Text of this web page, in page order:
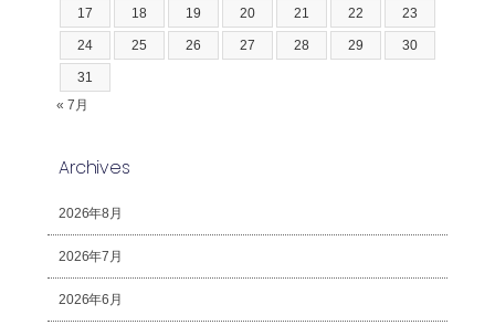
17 18 19 20 21 22 23
24 25 26 27 28 29 30
31
« 7月
Archives
2026年8月
2026年7月
2026年6月